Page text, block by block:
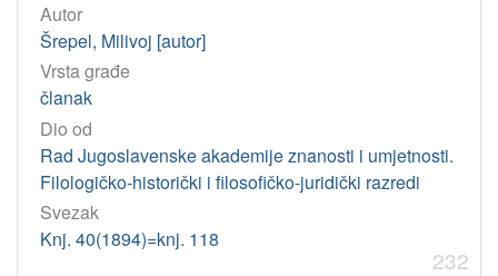
Autor
Šrepel, Milivoj [autor]
Vrsta građe
članak
Dio od
Rad Jugoslavenske akademije znanosti i umjetnosti.
Filologičko-historički i filosofičko-juridički razredi
Svezak
Knj. 40(1894)=knj. 118
232